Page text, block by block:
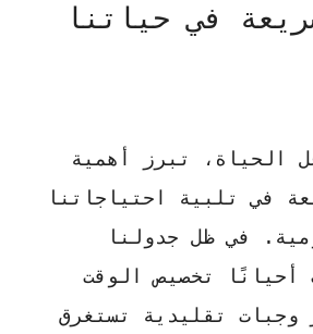
في حياتنا
الحياة، تبرز أهمية
في تلبية احتياجاتنا
في ظل جدولنا
أحيانًا تخصيص الوقت
وجبات تقليدية تستغرق